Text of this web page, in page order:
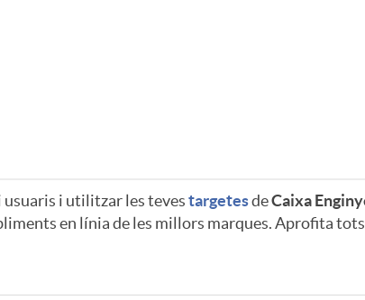
usuaris i utilitzar les tevestargetesdeCaixa
en línia de les millors marques. Aprofita